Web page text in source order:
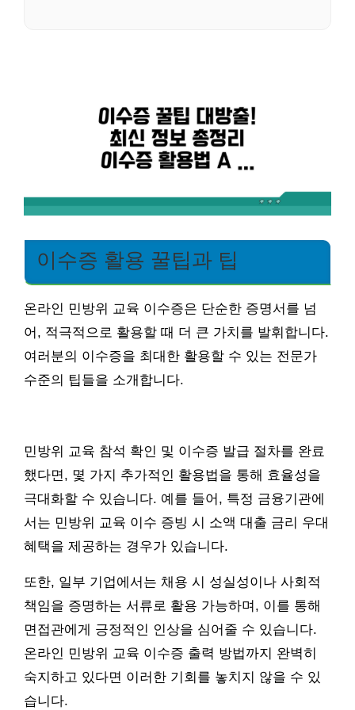
이수증 활용 꿀팁과 팁
온라인 민방위 교육 이수증은 단순한 증명서를 넘
어, 적극적으로 활용할 때 더 큰 가치를 발휘합니다.
여러분의 이수증을 최대한 활용할 수 있는 전문가
수준의 팁들을 소개합니다.
민방위 교육 참석 확인 및 이수증 발급 절차를 완료
했다면, 몇 가지 추가적인 활용법을 통해 효율성을
극대화할 수 있습니다. 예를 들어, 특정 금융기관에
서는 민방위 교육 이수 증빙 시 소액 대출 금리 우대
혜택을 제공하는 경우가 있습니다.
또한, 일부 기업에서는 채용 시 성실성이나 사회적
책임을 증명하는 서류로 활용 가능하며, 이를 통해
면접관에게 긍정적인 인상을 심어줄 수 있습니다.
온라인 민방위 교육 이수증 출력 방법까지 완벽히
숙지하고 있다면 이러한 기회를 놓치지 않을 수 있
습니다.